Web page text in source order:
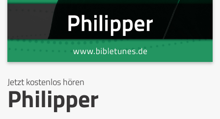
Jetzt kostenlos hören
Philipper